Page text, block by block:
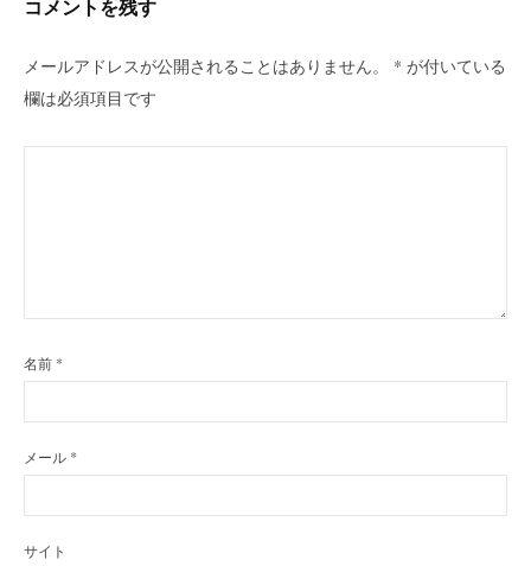
ョ
ン
コメントを残す
メールアドレスが公開されることはありません。 * が付いている
欄は必須項目です
名前 *
メール *
サイト